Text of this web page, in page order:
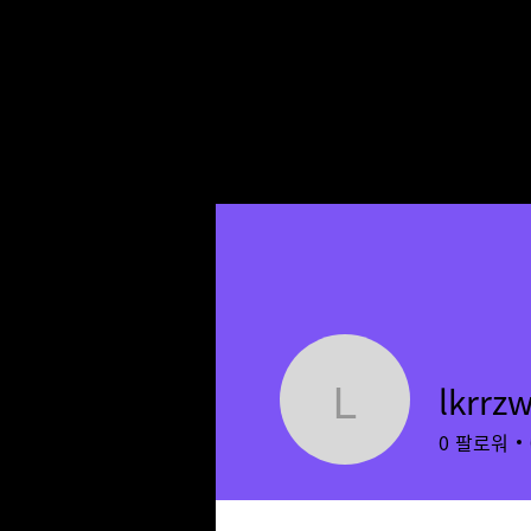
lkrrzwtcoq
0 팔로워